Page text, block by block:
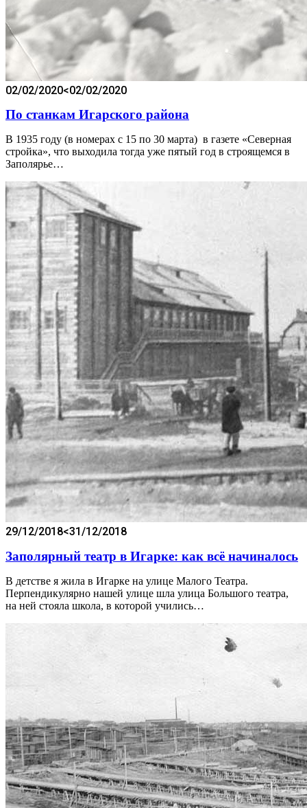
02/02/2020<02/02/2020
По станкам Игарского района
В 1935 году (в номерах с 15 по 30 марта) в газете «Северная
стройка», что выходила тогда уже пятый год в строящемся в
Заполярье…
29/12/2018<31/12/2018
Заполярный театр в Игарке: как всё начиналось
В детстве я жила в Игарке на улице Малого Театра.
Перпендикулярно нашей улице шла улица Большого театра,
на ней стояла школа, в которой учились…